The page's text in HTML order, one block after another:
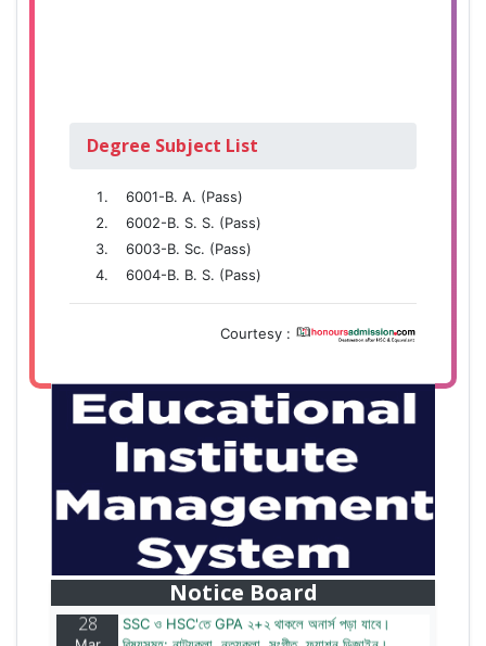
Degree Subject List
6001-B. A. (Pass)
6002-B. S. S. (Pass)
6003-B. Sc. (Pass)
6004-B. B. S. (Pass)
Courtesy :
Notice Board
বাজেটের মধ্যে প্রাইভেট ইউনিভার্সিটিতে অনার্স পড়ার সুযোগ।
২০টির অধিক বিষয়, ৪ বছরে মোট খরচ ২ লক্ষ থেকে ৫ লক্ষ টাকা।
আবেদন লিংকঃ HonoursAdmission.com/apply
28
Mar
SSC ও HSC'তে GPA ২+২ থাকলে অনার্স পড়া যাবে।
বিষয়সমূহ: নাট্যকলা, নৃত্যকলা, সংগীত, ফ্যাশন ডিজাইন।